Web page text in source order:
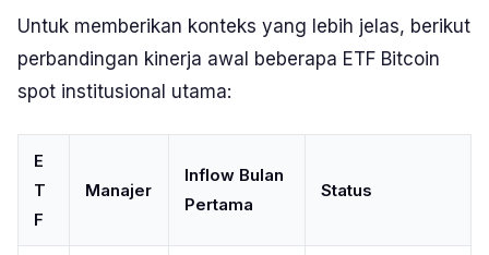
Untuk memberikan konteks yang lebih jelas, berikut
perbandingan kinerja awal beberapa ETF Bitcoin
spot institusional utama:
E
T
F
Manajer
Inflow Bulan
Pertama
Status